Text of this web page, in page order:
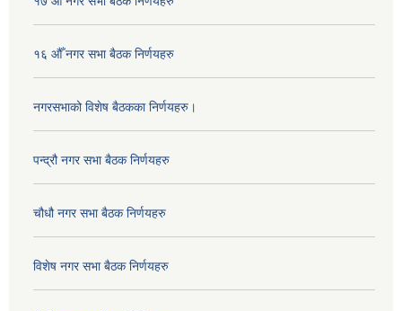
१६ औँ नगर सभा बैठक निर्णयहरु
नगरसभाको विशेष बैठकका निर्णयहरु।
पन्द्रौ नगर सभा बैठक निर्णयहरु
चौधौ नगर सभा बैठक निर्णयहरु
विशेष नगर सभा बैठक निर्णयहरु